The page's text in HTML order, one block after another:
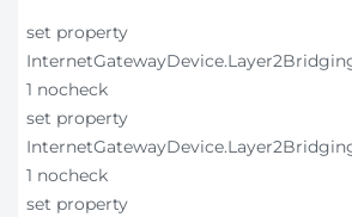
set property
1 nocheck
set property
1 nocheck
set property